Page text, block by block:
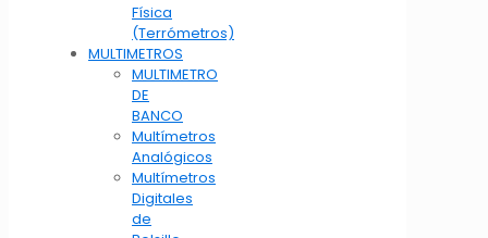
Física
(Terrómetros)
MULTIMETROS
MULTIMETRO
DE
BANCO
Multímetros
Analógicos
Multímetros
Digitales
de